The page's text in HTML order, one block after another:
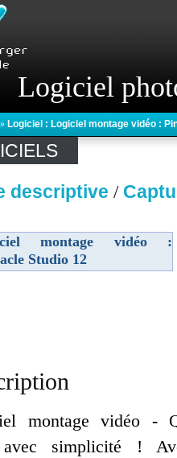
Logiciel
» Logiciel : Logiciel montage vidéo :
descriptive /
montage vidéo :
Studio 12
montage vidéo -
simplicité !